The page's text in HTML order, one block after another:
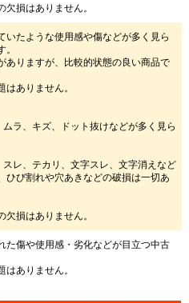
欠損はありません。
いたような使用感や傷などが多く見ら
ありますが、比較的状態の良い商品で
はありません。
ラ、キズ、ドット抜けなどが多く見ら
スレ、テカリ、文字スレ、文字消えなど
ひび割れや穴あきなどの破損は一切あ
欠損はありません。
た傷や使用感・劣化などが目立つ中古
はありません。